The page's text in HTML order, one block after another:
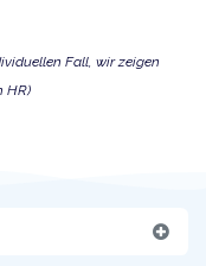
Fall, wir zeigen
HR)